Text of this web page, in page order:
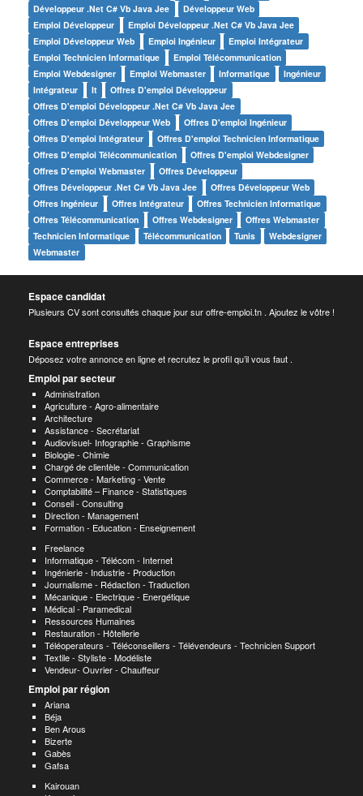
Développeur .net C# Vb Java Jee
Développeur Web
Emploi Développeur
Emploi Développeur .net C# Vb Java Jee
Emploi Développeur Web
Emploi Ingénieur
Emploi Intégrateur
Emploi Technicien Informatique
Emploi Télécommunication
Emploi Webdesigner
Emploi Webmaster Informatique
Ingénieur
Intégrateur
It
Offres D'emploi Développeur
Offres D'emploi Développeur .net C# Vb Java Jee
Offres D'emploi Développeur Web
Offres D'emploi Ingénieur
Offres D'emploi Intégrateur
Offres D'emploi Technicien Informatique
Offres D'emploi Télécommunication
Offres D'emploi Webdesigner
Offres D'emploi Webmaster
Offres Développeur
Offres Développeur .net C# Vb Java Jee
Offres Développeur Web
Offres Ingénieur
Offres Intégrateur
Offres Technicien Informatique
Offres Télécommunication
Offres Webdesigner
Offres Webmaster
Technicien Informatique
Télécommunication Tunis
Webdesigner
Webmaster
Espace candidat
Plusieurs CV sont consultés chaque jour sur offre-emploi.tn . Ajoutez le vôtre !
Espace entreprises
Déposez votre annonce en ligne et recrutez le profil qu’il vous faut .
Emploi par secteur
Administration
Agriculture - Agro-alimentaire
Architecture
Assistance - Secrétariat
Audiovisuel- Infographie - Graphisme
Biologie - Chimie
Chargé de clientèle - Communication
Commerce - Marketing - Vente
Comptabilité – Finance - Statistiques
Conseil - Consulting
Direction - Management
Formation - Education - Enseignement
Freelance
Informatique - Télécom - Internet
Ingénierie - Industrie - Production
Journalisme - Rédaction - Traduction
Mécanique - Electrique - Energétique
Médical - Paramedical
Ressources Humaines
Restauration - Hôtellerie
Téléoperateurs - Téléconseillers - Télévendeurs - Technicien Support
Textile - Styliste - Modéliste
Vendeur- Ouvrier - Chauffeur
Emploi par région
Ariana
Béja
Ben Arous
Bizerte
Gabès
Gafsa
Kairouan